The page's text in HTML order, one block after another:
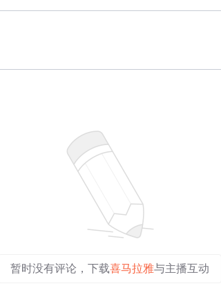
暂时没有评论，下载喜马拉雅与主播互动